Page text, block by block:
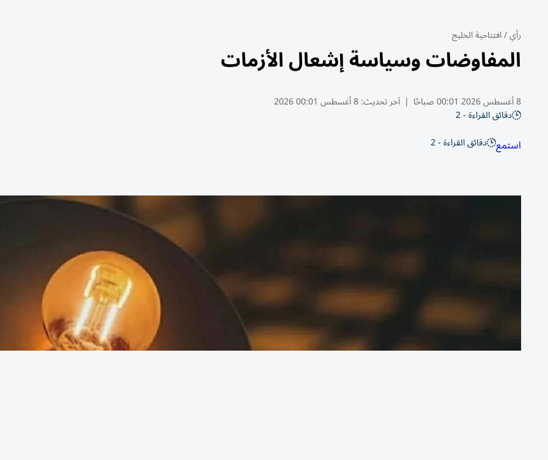
رأي/افتتاحية الخليج
المفاوضات وسياسة إشعال الأزمات
8 أغسطس 2026 00:01 صباحًا | آخر تحديث:8 أغسطس 00:01 2026
دقائق القراءة - 2
استمع دقائق القراءة - 2